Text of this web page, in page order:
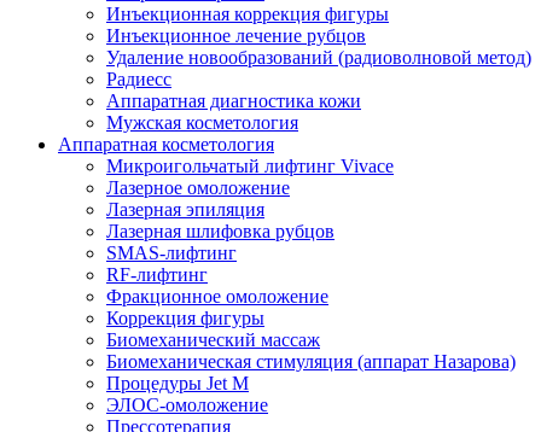
Инъекционная коррекция фигуры
Инъекционное лечение рубцов
Удаление новообразований (радиоволновой метод)
Радиесс
Аппаратная диагностика кожи
Мужская косметология
Аппаратная косметология
Микроигольчатый лифтинг Vivace
Лазерное омоложение
Лазерная эпиляция
Лазерная шлифовка рубцов
SMAS-лифтинг
RF-лифтинг
Фракционное омоложение
Коррекция фигуры
Биомеханический массаж
Биомеханическая стимуляция (аппарат Назарова)
Процедуры Jet M
ЭЛОС-омоложение
Прессотерапия